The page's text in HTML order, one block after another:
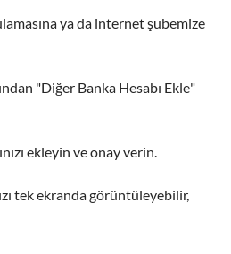
ya da internet şubemize
"Diğer Banka Hesabı Ekle"
ekleyin ve onay verin.
tek ekranda görüntüleyebilir,